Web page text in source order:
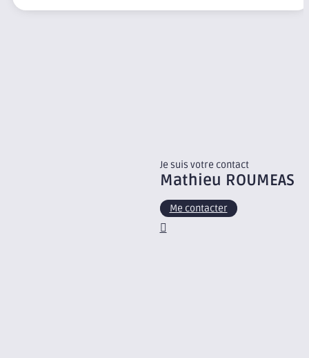
Je suis votre contact
Mathieu ROUMEAS
Me contacter